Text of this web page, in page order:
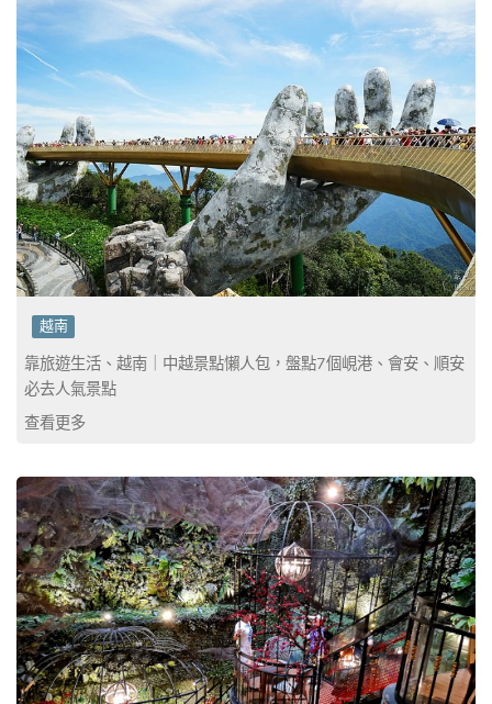
越南
靠旅遊生活、越南｜中越景點懶人包，盤點7個峴港、會安、順安
必去人氣景點
查看更多